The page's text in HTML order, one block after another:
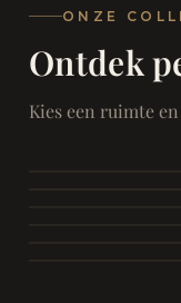
ONZE
Ontdek
Kies een ruimte
SAMEN
Eetkamer
RUST EN